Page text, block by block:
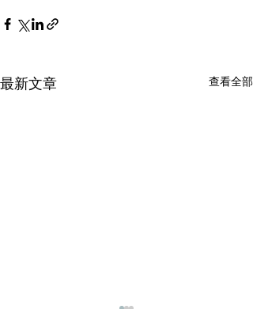
最新文章 查看全部